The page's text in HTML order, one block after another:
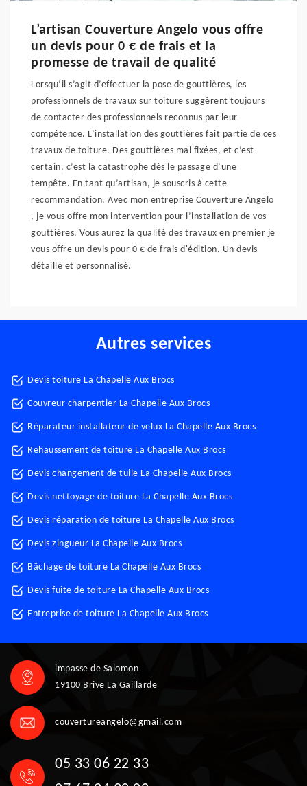
L’artisan Couverture Angelo vous offre
un devis pour 0 € de frais et la
promesse de travail de qualité
Lorsqu’il s’agit d’effectuer la pose de gouttières, les
professionnels de travaux sur toiture suggèrent toujours
de contacter des professionnels reconnus par leur
compétence. L’installation des gouttières fait partie de ces
travaux de toiture. Des gouttières mal fixées, et c’est
certain, c’est la catastrophe dès le passage d’une
tempête. En tant qu’artisan, je souscris à cette
recommandation. Avec mon entreprise Couverture Angelo
, je vous offre mon intervention pour l’installation de vos
gouttières. Vous aurez la qualité des travaux en premier je
vous offre un devis pour 0 € de frais d'édition. Un devis
détaillé et personnalisé.
Autres services
Devis toiture La Chapelle Aux Brocs
Couvreur charpentier La Chapelle Aux Brocs
Réparateur installateur de velux La Chapelle Aux Brocs
Rehaussement de toiture La Chapelle Aux Brocs
Devis changement de tuile La Chapelle Aux Brocs
Devis nettoyage de toiture La Chapelle Aux Brocs
Devis réparation de toiture La Chapelle Aux Brocs
Devis zingueur La Chapelle Aux Brocs
Bâchage de toiture La Chapelle Aux Brocs
Devis fuite de toiture La Chapelle Aux Brocs
Entreprise de toiture La Chapelle Aux Brocs
impasse de Salomon
19100 Brive La Gaillarde
couvertureangelo@gmail.com
05 33 06 22 33